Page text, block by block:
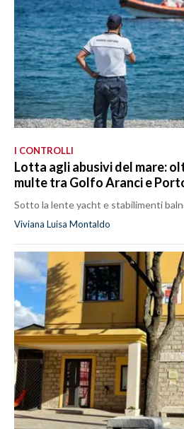
I CONTROLLI
Lotta agli abusivi del mare:
multe tra Golfo Aranci e
Sotto la lente yacht e stabilimenti
Viviana Luisa Montaldo